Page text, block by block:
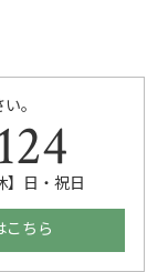
。
】日・祝日
こちら